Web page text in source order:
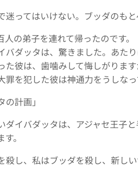
迷ってはいけない。ブッダのも
人の弟子を連れて帰ったのです。
バダッタは、驚きました。あた
た彼は、歯噛みして悔しがりま
罪を犯した彼は神通力をうしなっ
の計画」
ダイバダッタは、アジャセ王子
。
殺し、私はブッダを殺し、新し